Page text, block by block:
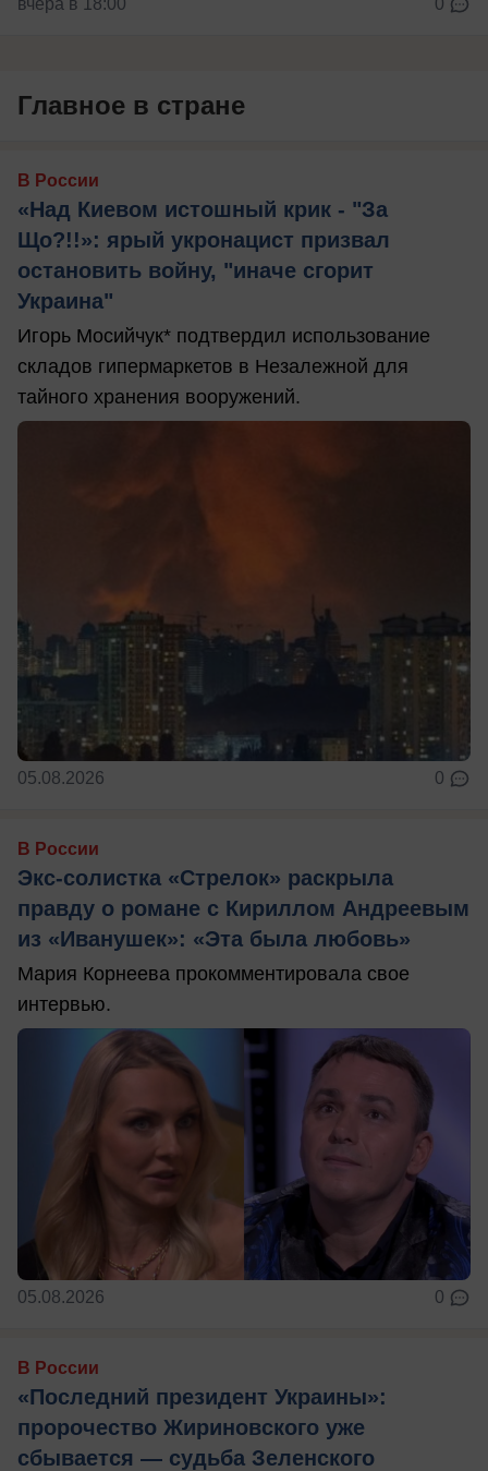
Главное в стране
В России
«Над Киевом истошный крик - "За
Що?!!»: ярый укронацист призвал
остановить войну, "иначе сгорит
Украина"
Игорь Мосийчук* подтвердил использование
складов гипермаркетов в Незалежной для
тайного хранения вооружений.
05.08.2026 0
В России
Экс-солистка «Стрелок» раскрыла
правду о романе с Кириллом Андреевым
из «Иванушек»: «Эта была любовь»
Мария Корнеева прокомментировала свое
интервью.
05.08.2026 0
В России
«Последний президент Украины»:
пророчество Жириновского уже
сбывается — судьба Зеленского